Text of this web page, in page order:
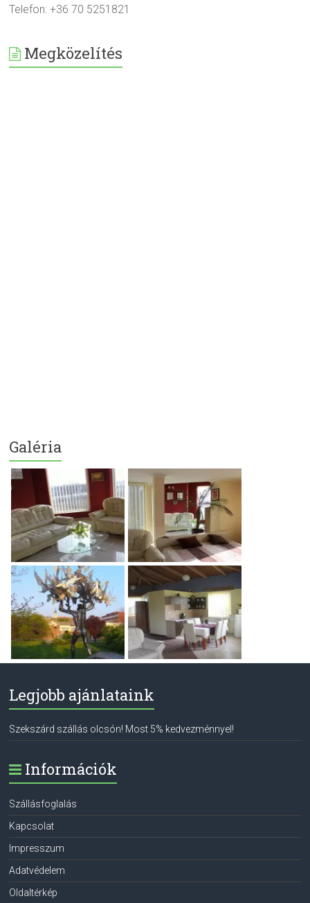
Telefon: +36 70 5251821
Megközelítés
Galéria
Legjobb ajánlataink
Szekszárd szállás olcsón! Most 5% kedvezménnyel!
Információk
Szállásfoglalás
Kapcsolat
Impresszum
Adatvédelem
Oldaltérkép